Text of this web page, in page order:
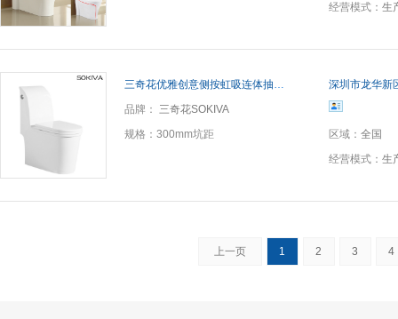
经营模式： 生
三奇花优雅创意侧按虹吸连体抽水马桶 大口径纳米釉一体坐便器
品牌：
三奇花SOKIVA
规格： 300mm坑距
深圳市龙华新
区域： 全国
经营模式： 生
上一页 1 2 3 4